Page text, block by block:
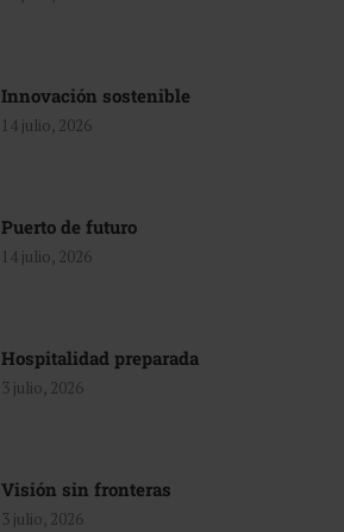
Innovación sostenible
14 julio, 2026
Puerto de futuro
14 julio, 2026
Hospitalidad preparada
3 julio, 2026
Visión sin fronteras
3 julio, 2026